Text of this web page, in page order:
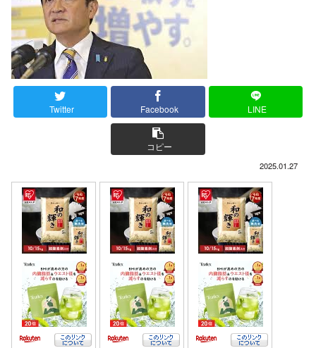
Twitter Facebook LINE
コピー
2025.01.27